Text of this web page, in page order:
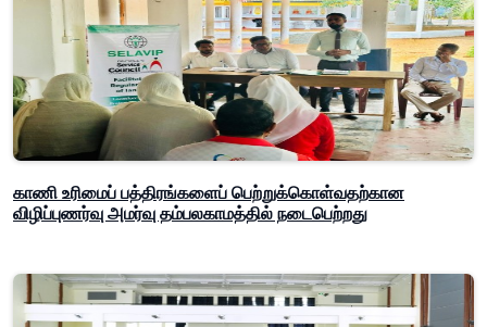
காணி உரிமைப் பத்திரங்களைப் பெற்றுக்கொள்வதற்கான
விழிப்புணர்வு அமர்வு தம்பலகாமத்தில் நடைபெற்றது